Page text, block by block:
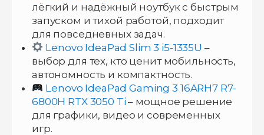
лёгкий и надёжный ноутбук с быстрым
запуском и тихой работой, подходит
для повседневных задач.
Lenovo IdeaPad Slim 3 i5-1335U –
выбор для тех, кто ценит мобильность,
автономность и компактность.
Lenovo IdeaPad Gaming 3 16ARH7 R7-
6800H RTX 3050 Ti – мощное решение
для графики, видео и современных
игр.